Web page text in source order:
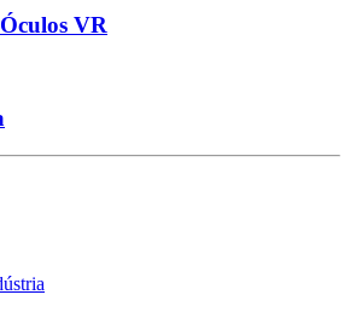
VR